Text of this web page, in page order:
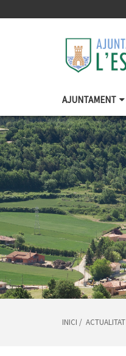
AJUNTAMENT
INICI / ACTUALITAT